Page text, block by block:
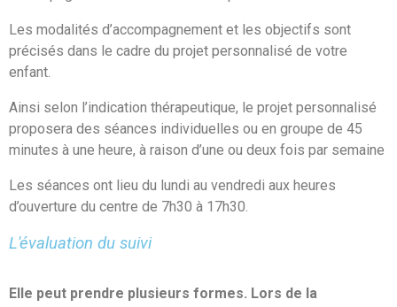
Les modalités d’accompagnement et les objectifs sont
précisés dans le cadre du projet personnalisé de votre
enfant.
Ainsi selon l’indication thérapeutique, le projet personnalisé
proposera des séances individuelles ou en groupe de 45
minutes à une heure, à raison d’une ou deux fois par semaine
Les séances ont lieu du lundi au vendredi aux heures
d’ouverture du centre de 7h30 à 17h30.
L'évaluation du suivi
Elle peut prendre plusieurs formes. Lors de la